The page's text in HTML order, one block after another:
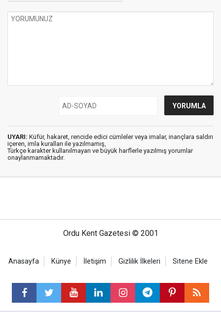
UYARI: Küfür, hakaret, rencide edici cümleler veya imalar, inançlara saldırı
içeren, imla kuralları ile yazılmamış,
Türkçe karakter kullanılmayan ve büyük harflerle yazılmış yorumlar
onaylanmamaktadır.
Ordu Kent Gazetesi © 2001
Anasayfa Künye İletişim Gizlilik İlkeleri Sitene Ekle